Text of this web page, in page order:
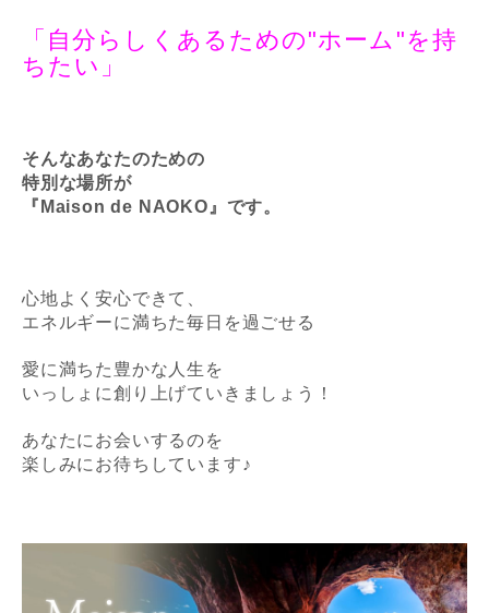
「自分らしくあるための"ホーム"を持
ちたい」
そんなあなたのための
特別な場所が
『Maison de NAOKO』です。
心地よく安心できて、
エネルギーに満ちた毎日を過ごせる
愛に満ちた豊かな人生を
いっしょに創り上げていきましょう！
あなたにお会いするのを
楽しみにお待ちしています♪